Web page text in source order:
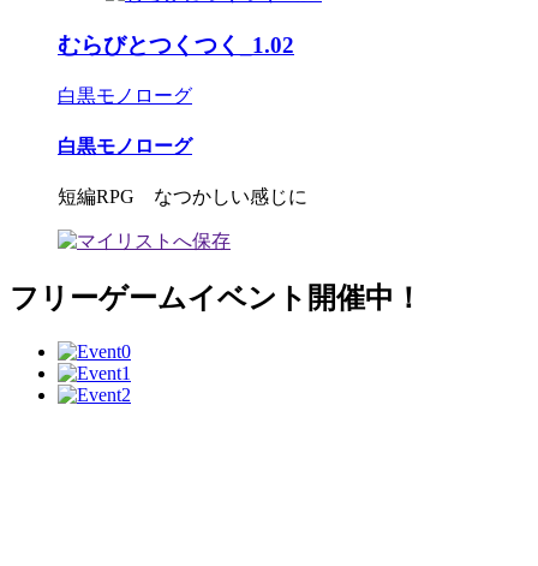
むらびとつくつく_1.02
白黒モノローグ
白黒モノローグ
短編RPG なつかしい感じに
フリーゲームイベント開催中！